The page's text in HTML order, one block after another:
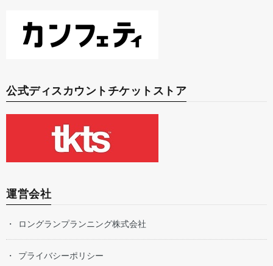
公式ディスカウントチケットストア
運営会社
ロングランプランニング株式会社
プライバシーポリシー